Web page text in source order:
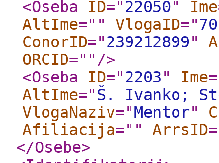
<Oseba
ID="22050" Ime
AltIme=" " VlogaID="70
ConorID="239212899"
ORCID=" " />
<Oseba
ID="2203" Ime
AltIme="Š. Ivanko;
VlogaNaziv="Mentor"
Afiliacija=" " ArrsID
</Osebe>